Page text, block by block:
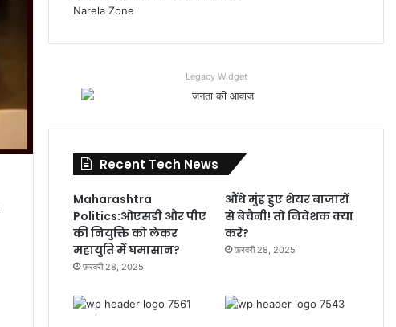
Legacy Widget
Recent Tech News
Maharashtra
Politics:ओएसडी और पीए
की नियुक्ति को लेकर
महायुति में घमासान?
फ़रवरी 28, 2025
औंधे मुंह हुए शेयर बाजारों
से बेचैनी! तो निवेशक क्या
करें?
फ़रवरी 28, 2025